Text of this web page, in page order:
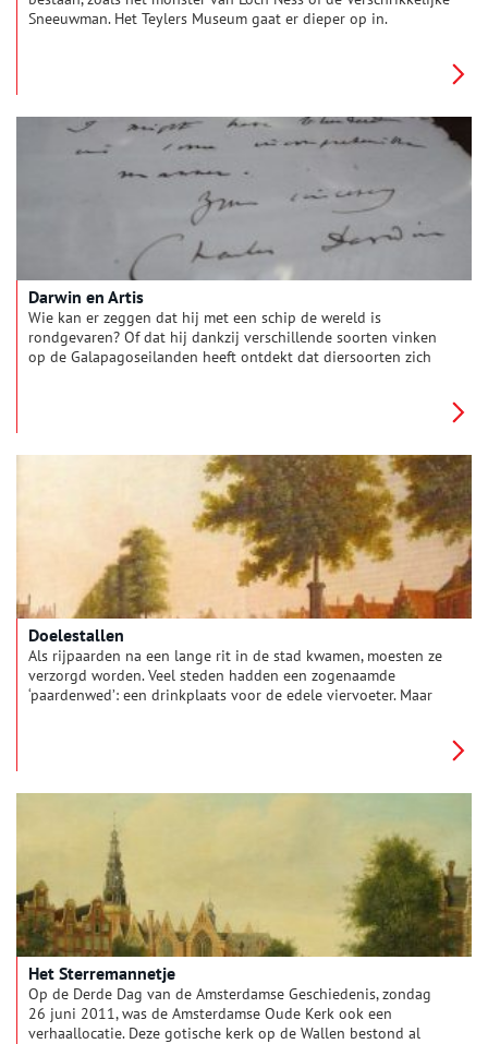
Sneeuwman. Het Teylers Museum gaat er dieper op in.
Darwin en Artis
Wie kan er zeggen dat hij met een schip de wereld is
rondgevaren? Of dat hij dankzij verschillende soorten vinken
op de Galapagoseilanden heeft ontdekt dat diersoorten zich
onderzoekers om meer bewijs te verzamelen voor zijn ideeën.
Zo ook met de Amsterdamse dierentuin Artis, maar waarom?
Doelestallen
Als rijpaarden na een lange rit in de stad kwamen, moesten ze
verzorgd worden. Veel steden hadden een zogenaamde
‘paardenwed’: een drinkplaats voor de edele viervoeter. Maar
etablissement.
Het Sterremannetje
Op de Derde Dag van de Amsterdamse Geschiedenis, zondag
26 juni 2011, was de Amsterdamse Oude Kerk ook een
verhaallocatie. Deze gotische kerk op de Wallen bestond al